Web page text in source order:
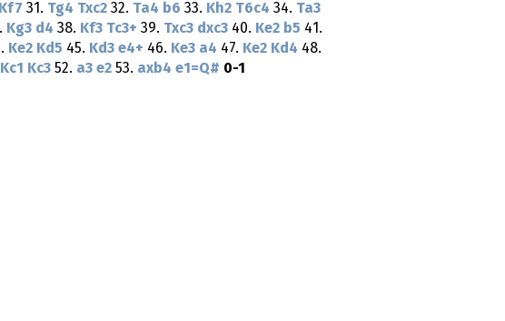
Kf7 31. Tg4 Txc2 32. Ta4 b6 33. Kh2 T6c4 34. Ta3
Kg3 d4 38. Kf3 Tc3+ 39. Txc3 dxc3 40. Ke2 b5 41.
Ke2 Kd5 45. Kd3 e4+ 46. Ke3 a4 47. Ke2 Kd4 48.
Kc1 Kc3 52. a3 e2 53. axb4 e1=Q# 0-1